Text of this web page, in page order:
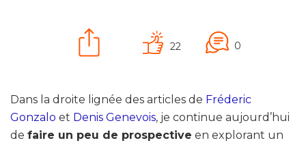
22 0
Dans la droite lignée des articles de Fréderic
Gonzalo et Denis Genevois, je continue aujourd’hui
de faire un peu de prospective en explorant un